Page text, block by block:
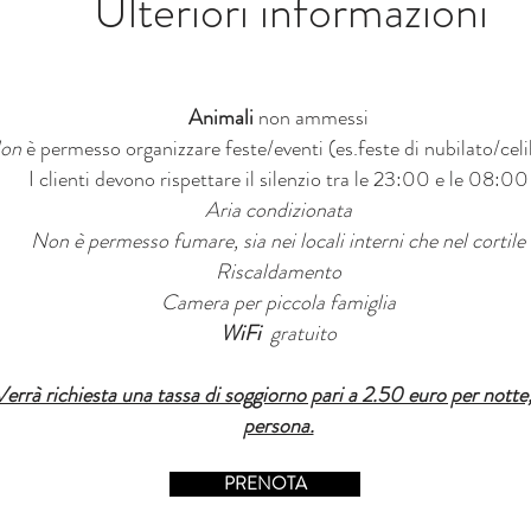
Animali non ammessi
è permesso organizzare feste/eventi (es.feste di nubilato/
I clienti devono rispettare il silenzio tra le 23:00 e le 08:00
Aria condizionata
Non è permesso fumare, sia nei locali interni che nel cortile
Riscaldamento
Camera per piccola famiglia
WiFi gratuito
richiesta una tassa di soggiorno pari a 2.50 euro per
persona.
PRENOTA